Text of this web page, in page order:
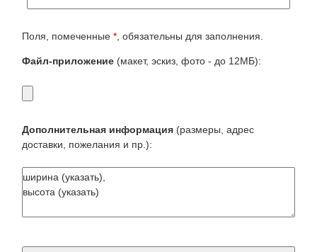
Поля, помеченные *, обязательны для заполнения.
Файл-приложение (макет, эскиз, фото - до 12МБ):
Дополнительная информация (размеры, адрес
доставки, пожелания и пр.):